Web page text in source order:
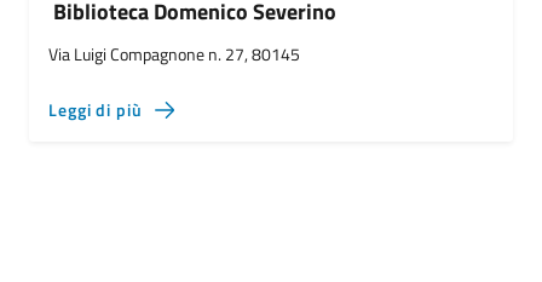
Biblioteca Domenico Severino
Via Luigi Compagnone n. 27, 80145
Leggi di più